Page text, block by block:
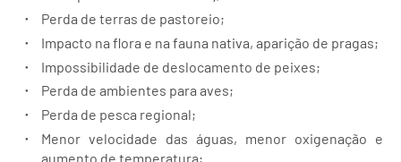
Perda de terras de pastoreio;
Impacto na flora e na fauna nativa, aparição de pragas;
Impossibilidade de deslocamento de peixes;
Perda de ambientes para aves;
Perda de pesca regional;
Menor velocidade das águas, menor oxigenação e
aumento de temperatura;